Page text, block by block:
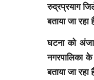
रुद्रप्रयाग
बताया जा
घटना को
नगरपालिका
बताया जा